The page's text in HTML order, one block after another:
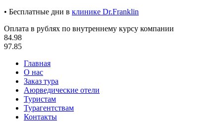
• Бесплатные дни в клинике Dr.Franklin
Оплата в рублях по внутреннему курсу компании
84.98
97.85
Главная
О нас
Заказ тура
Аюрведические отели
Туристам
Турагентствам
Контакты